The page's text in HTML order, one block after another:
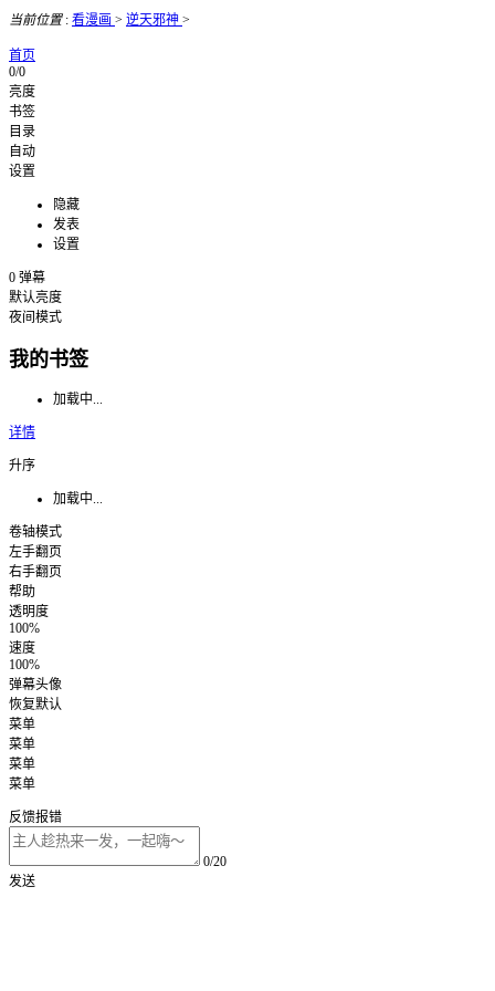
当前位置: 看漫画 > 逆天邪神 >
首页
0/0
亮度
书签
目录
自动
设置
隐藏
发表
设置
0 弹幕
默认亮度
夜间模式
我的书签
加载中...
详情
升序
加载中...
卷轴模式
左手翻页
右手翻页
帮助
透明度
100%
速度
100%
弹幕头像
恢复默认
菜单
菜单
菜单
菜单
反馈报错
0/20
发送